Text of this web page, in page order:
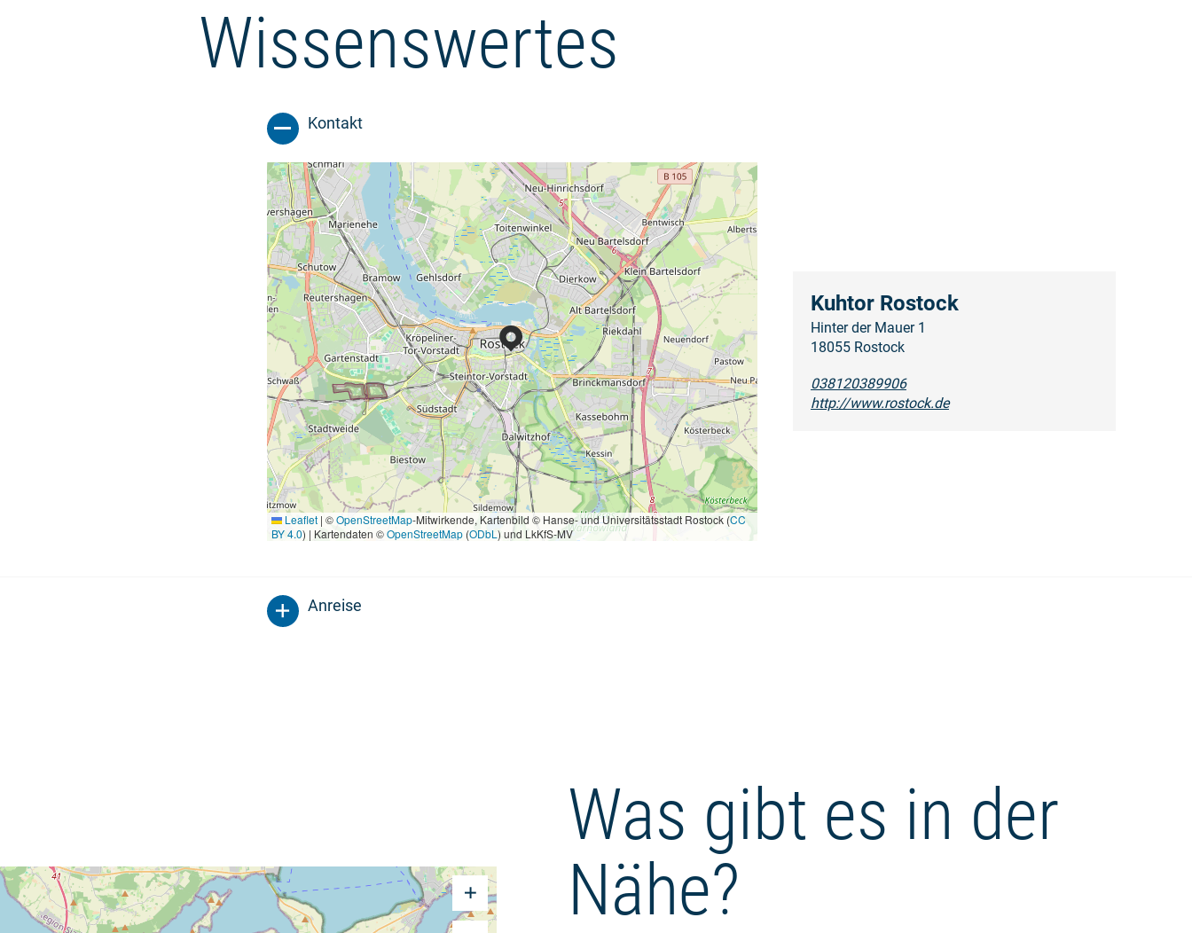
Wissenswertes
Kontakt
Leaflet | ©OpenStreetMap-Mitwirkende, Kartenbild © Hanse- und Universitätsstadt Rostock (CC
BY 4.0) | Kartendaten ©OpenStreetMap(ODbL ) und LkKfS-MV
Kuhtor Rostock
Hinter der Mauer 1
18055 Rostock
038120389906
http://www.rostock.de
Anreise
Was gibt es in der
Nähe?